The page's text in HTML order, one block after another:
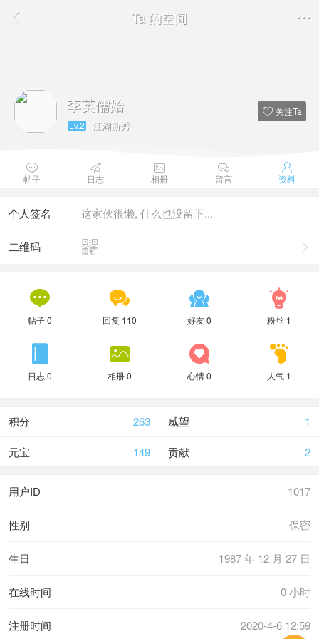
 Ta 的空间 
 关注Ta
李英儒始
Lv.2 江湖新秀

帖子

日志

相册

留言

资料
这家伙很懒, 什么也没留下...
个人签名


二维码

帖子 0

回复 110

好友 0

粉丝 1

日志 0

相册 0

心情 0

人气 1
263
积分 1
威望
149
元宝 2
贡献
1017
用户ID
保密
性别
1987 年 12 月 27 日
生日
0 小时
在线时间
2020-4-6 12:59
注册时间